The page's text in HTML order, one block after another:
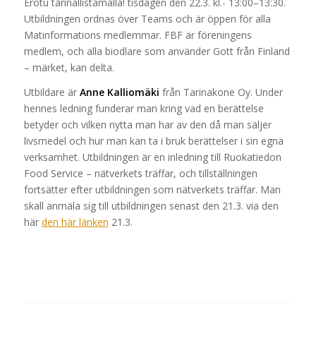
Utbildningen ordnas över Teams och är öppen för alla
Matinformations medlemmar. FBF är föreningens
medlem, och alla biodlare som använder Gott från Finland
– märket, kan delta.
Utbildare är Anne Kalliomäki från Tarinakone Oy. Under
hennes ledning funderar man kring vad en berättelse
betyder och vilken nytta man har av den då man säljer
livsmedel och hur man kan ta i bruk berättelser i sin egna
verksamhet. Utbildningen är en inledning till Ruokatiedon
Food Service – nätverkets träffar, och tillställningen
fortsätter efter utbildningen som nätverkets träffar. Man
skall anmäla sig till utbildningen senast den 21.3. via den
här den här länken 21.3.